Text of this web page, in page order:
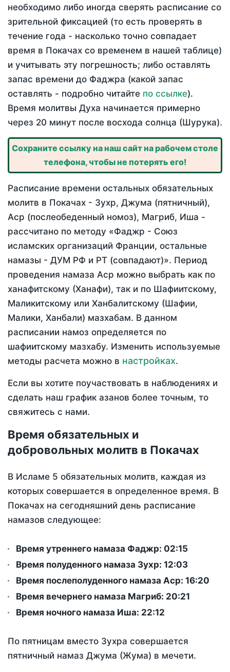
необходимо либо иногда сверять расписание со
зрительной фиксацией (то есть проверять в
течение года - насколько точно совпадает
время в Покачах со временем в нашей таблице)
и учитывать эту погрешность; либо оставлять
запас времени до Фаджра (какой запас
оставлять - подробно читайте по ссылке).
Время молитвы Духа начинается примерно
через 20 минут после восхода солнца (Шурука).
Сохраните ссылку на наш сайт на рабочем столе
телефона, чтобы не потерять его!
Расписание времени остальных обязательных
молитв в Покачах - Зухр, Джума (пятничный),
Аср (послеобеденный номоз), Магриб, Иша -
рассчитано по методу «Фаджр - Союз
исламских организаций Франции, остальные
намазы - ДУМ РФ и РТ (совпадают)». Период
проведения намаза Аср можно выбрать как по
ханафитскому (Ханафи), так и по Шафиитскому,
Маликитскому или Ханбалитскому (Шафии,
Малики, Ханбали) мазхабам. В данном
расписании намоз определяется по
шафиитскому мазхабу. Изменить используемые
методы расчета можно в настройках.
Если вы хотите поучаствовать в наблюдениях и
сделать наш график азанов более точным, то
свяжитесь с нами.
Время обязательных и
добровольных молитв в Покачах
В Исламе 5 обязательных молитв, каждая из
которых совершается в определенное время. В
Покачах на сегодняшний день расписание
намазов следующее:
Время утреннего намаза Фаджр: 02:15
Время полуденного намаза Зухр: 12:03
Время послеполуденного намаза Аср: 16:20
Время вечернего намаза Магриб: 20:21
Время ночного намаза Иша: 22:12
По пятницам вместо Зухра совершается
пятничный намаз Джума (Жума) в мечети.